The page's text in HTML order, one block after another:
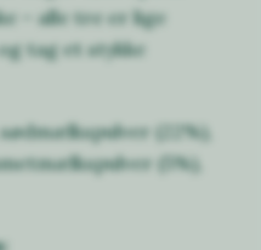
– alle tre er lige
tag et stykke
(22%),
(5%),